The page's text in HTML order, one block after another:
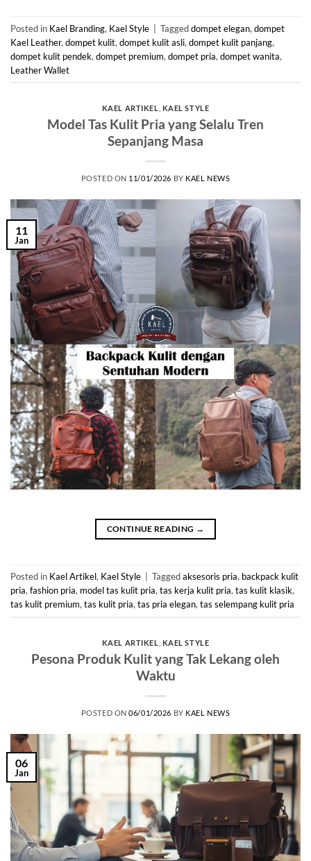
Posted in Kael Branding, Kael Style Taggeddompet elegan, dompet
Kael Leather, dompet kulit, dompet kulit asli, dompet kulit panjang,
dompet kulit pendek, dompet premium, dompet pria, dompet wanita,
Leather Wallet
KAEL ARTIKEL KAEL STYLE
Model Tas Kulit Pria yang Selalu Tren
Sepanjang Masa
POSTED ON 11/01/2026 BY KAEL NEWS
11
Jan
CONTINUE READING →
Posted in Kael Artikel, Kael Style Taggedaksesoris pria, backpack kulit
pria,fashion pria, model tas kulit pria,tas kerja kulit pria,tas kulit klasik,
tas kulit premium,tas kulit pria,tas pria elegan,tas selempang kulit pria
KAEL ARTIKEL KAEL STYLE
Pesona Produk Kulit yang Tak Lekang oleh
Waktu
POSTED ON06/01/2026 BY KAEL NEWS
06
Jan